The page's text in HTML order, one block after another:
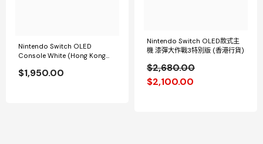
Nintendo Switch OLED
Console White (Hong Kong
$1,950.00
Nintendo Switch OLED款式主
機 漆彈大作戰3特別版 (香港行貨)
$2,680.00
$2,100.00